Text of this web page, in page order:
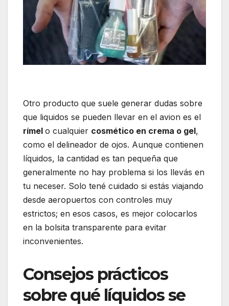
Otro producto que suele generar dudas sobre
que liquidos se pueden llevar en el avion es el
rímel o cualquier cosmético en crema o gel,
como el delineador de ojos. Aunque contienen
líquidos, la cantidad es tan pequeña que
generalmente no hay problema si los llevás en
tu neceser. Solo tené cuidado si estás viajando
desde aeropuertos con controles muy
estrictos; en esos casos, es mejor colocarlos
en la bolsita transparente para evitar
inconvenientes.
Consejos prácticos
sobre qué líquidos se